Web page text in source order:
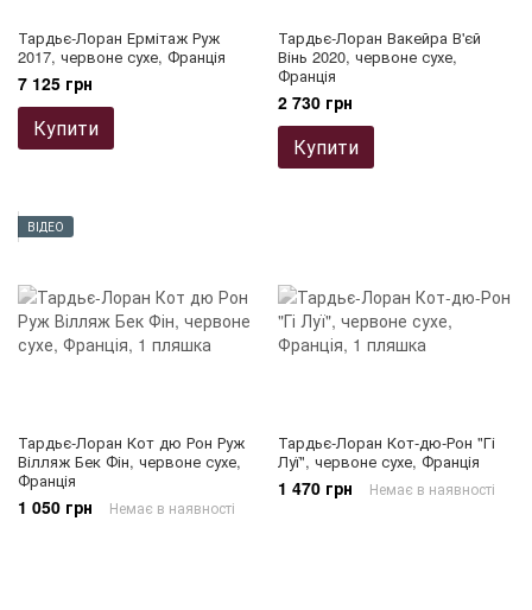
Тардьє-Лоран Ермітаж Руж
2017, червоне сухе, Франція
7 125 грн
Купити
Тардьє-Лоран Вакейра В'єй
Вінь 2020, червоне сухе,
Франція
2 730 грн
Купити
ВІДЕО
Тардьє-Лоран Кот дю Рон Руж
Вілляж Бек Фін, червоне сухе,
Франція
1 050 грн Немає в наявності
Тардьє-Лоран Кот-дю-Рон "Гі
Луї", червоне сухе, Франція
1 470 грн Немає в наявності